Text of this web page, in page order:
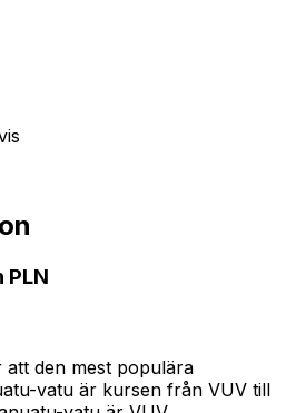
PLN
den mest populära
vatu är kursen från VUV till